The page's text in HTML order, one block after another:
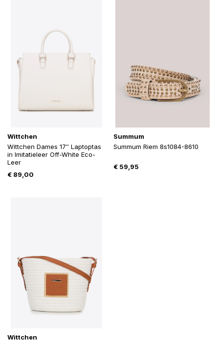
Wittchen
Wittchen Dames 17″ Laptoptas
in Imitatieleer Off-White Eco-
Leer
€ 89,00
Summum
Summum Riem 8s1084-8610
€59,95
Wittchen